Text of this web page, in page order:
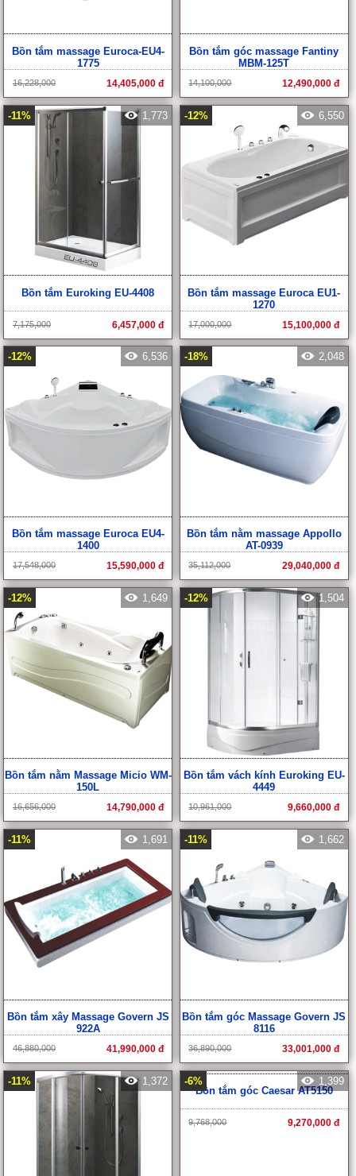
Bồn tắm massage Euroca-EU4-
1775
16,228,000 14,405,000 đ
Bồn tắm góc massage Fantiny
MBM-125T
14,100,000 12,490,000 đ
-11% 1,773
Bồn tắm Euroking EU-4408
7,175,000 6,457,000 đ
-12% 6,550
Bồn tắm massage Euroca EU1-
1270
17,000,000 15,100,000 đ
-12% 6,536
Bồn tắm massage Euroca EU4-
1400
17,548,000 15,590,000 đ
-18% 2,048
Bồn tắm nằm massage Appollo
AT-0939
35,112,000 29,040,000 đ
-12% 1,649
Bồn tắm nằm Massage Micio WM-
150L
16,656,000 14,790,000 đ
-12% 1,504
Bồn tắm vách kính Euroking EU-
4449
10,961,000 9,660,000 đ
-11% 1,691
Bồn tắm xây Massage Govern JS
922A
46,880,000 41,990,000 đ
-11% 1,662
Bồn tắm góc Massage Govern JS
8116
36,890,000 33,001,000 đ
-11% 1,372 -6% 1,399